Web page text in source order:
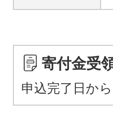
寄付金受
申込完了日か